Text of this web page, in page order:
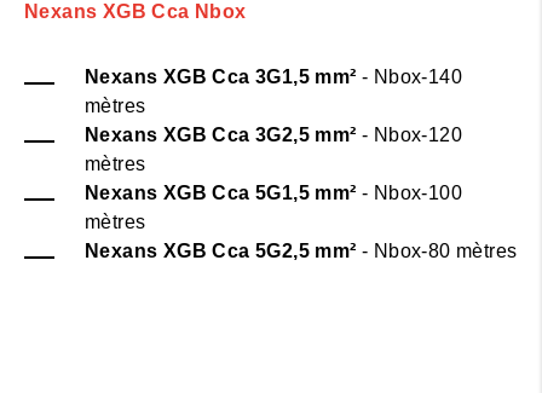
Nexans XGB Cca Nbox
Nexans XGB Cca 3G1,5 mm² - Nbox-140
mètres
Nexans XGB Cca 3G2,5 mm²- Nbox-120
mètres
Nexans XGB Cca 5G1,5 mm² - Nbox-100
mètres
Nexans XGB Cca 5G2,5 mm² - Nbox-80 mètres